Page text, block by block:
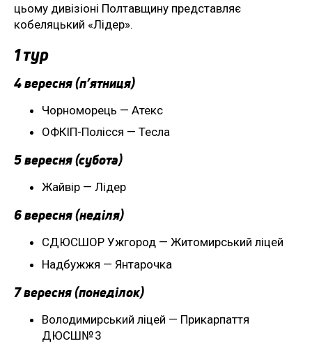
цьому дивізіоні Полтавщину представляє
кобеляцький «Лідер».
1 тур
4 вересня (п’ятниця)
Чорноморець — Атекс
ОФКІП-Полісся — Тесла
5 вересня (субота)
Жайвір — Лідер
6 вересня (неділя)
СДЮСШОР Ужгород — Житомирський ліцей
Надбужжя — Янтарочка
7 вересня (понеділок)
Володимирський ліцей — Прикарпаття
ДЮСШ№ 3